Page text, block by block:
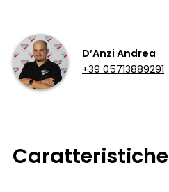
D’Anzi Andrea
+39 05713889291
Caratteristiche